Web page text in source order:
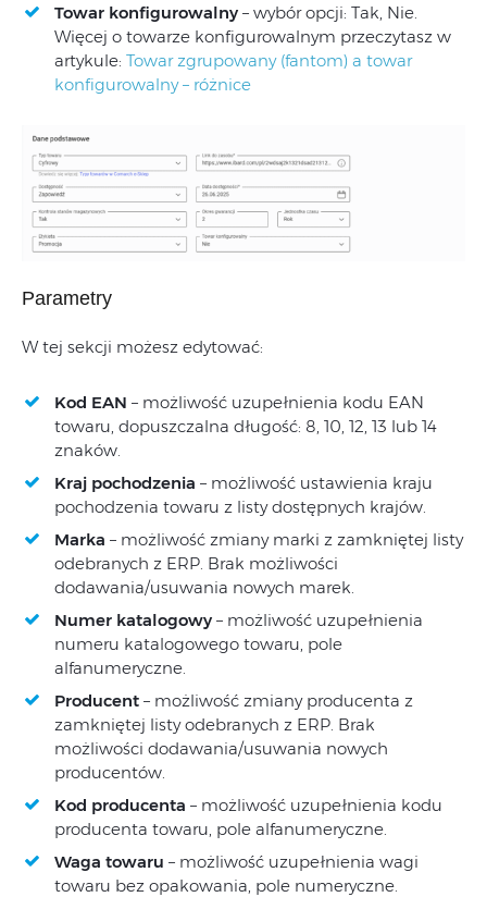
Towar konfigurowalny – wybór opcji: Tak, Nie.
Więcej o towarze konfigurowalnym przeczytasz w
artykule: Towar zgrupowany (fantom) a towar
konfigurowalny – różnice
Parametry
W tej sekcji możesz edytować:
Kod EAN – możliwość uzupełnienia kodu EAN
towaru, dopuszczalna długość: 8, 10, 12, 13 lub 14
znaków.
Kraj pochodzenia – możliwość ustawienia kraju
pochodzenia towaru z listy dostępnych krajów.
Marka – możliwość zmiany marki z zamkniętej listy
odebranych z ERP. Brak możliwości
dodawania/usuwania nowych marek.
Numer katalogowy – możliwość uzupełnienia
numeru katalogowego towaru, pole
alfanumeryczne.
Producent – możliwość zmiany producenta z
zamkniętej listy odebranych z ERP. Brak
możliwości dodawania/usuwania nowych
producentów.
Kod producenta – możliwość uzupełnienia kodu
producenta towaru, pole alfanumeryczne.
Waga towaru – możliwość uzupełnienia wagi
towaru bez opakowania, pole numeryczne.